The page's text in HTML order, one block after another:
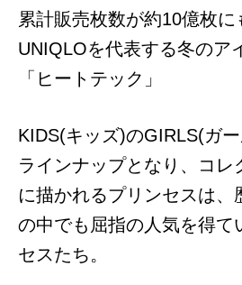
累計販売枚数が約10億枚に
UNIQLOを代表する冬のア
「ヒートテック」
KIDS(キッズ)のGIRLS(ガ
ラインナップとなり、コレ
に描かれるプリンセスは、
の中でも屈指の人気を得て
セスたち。